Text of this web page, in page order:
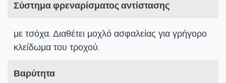
Σύστημα φρεναρίσματος αντίστασης
με τσόχα. Διαθέτει μοχλό ασφαλείας για γρήγορο
κλείδωμα του τροχού.
Βαρύτητα